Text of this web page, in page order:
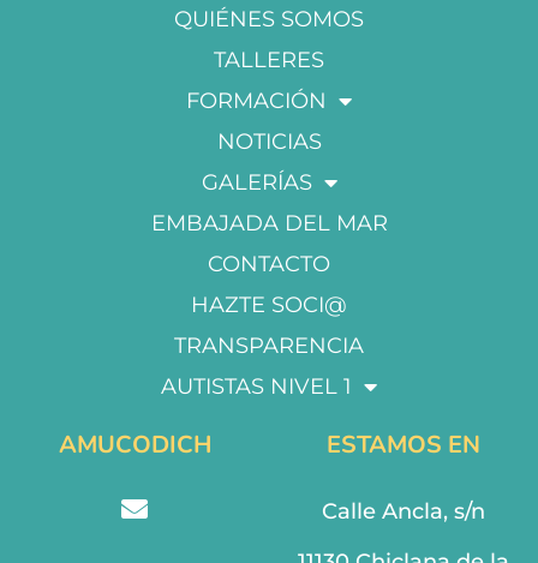
QUIÉNES SOMOS
TALLERES
FORMACIÓN
NOTICIAS
GALERÍAS
EMBAJADA DEL MAR
CONTACTO
HAZTE SOCI@
TRANSPARENCIA
AUTISTAS NIVEL 1
AMUCODICH ESTAMOS EN
Calle Ancla, s/n